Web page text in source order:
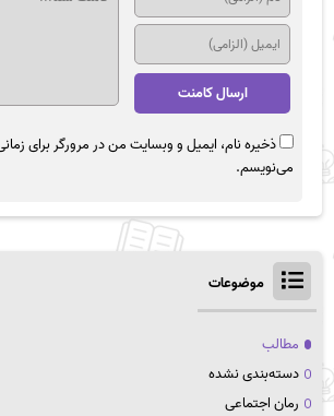
ذخیره نام، ایمیل و وبسایت من در مرورگر برای
می‌نویسم.
موضوعات
مطالب
دسته‌بندی نشده
رمان اجتماعی